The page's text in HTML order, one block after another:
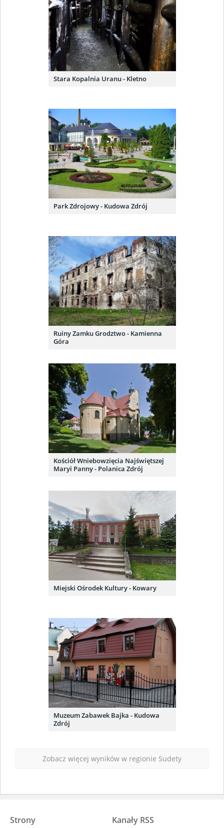
Stara Kopalnia Uranu - Kletno
Park Zdrojowy - Kudowa Zdrój
Ruiny Zamku Grodztwo - Kamienna
Góra
Kościół Wniebowzięcia Najświętszej
Maryi Panny - Polanica Zdrój
Miejski Ośrodek Kultury - Kowary
Muzeum Zabawek Bajka - Kudowa
Zdrój
Zobacz więcej wyników w regionie Sudety
Strony Kanały RSS